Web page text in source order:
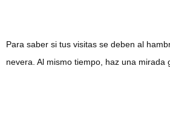
Para saber si tus visitas se deben al
nevera. Al mismo tiempo, haz una